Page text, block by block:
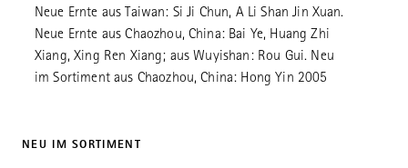
Neue Ernte aus Taiwan: Si Ji Chun, A Li Shan Jin Xuan.
Neue Ernte aus Chaozhou, China: Bai Ye, Huang Zhi
Xiang, Xing Ren Xiang; aus Wuyishan: Rou Gui. Neu
im Sortiment aus Chaozhou, China: Hong Yin 2005
NEU IM SORTIMENT